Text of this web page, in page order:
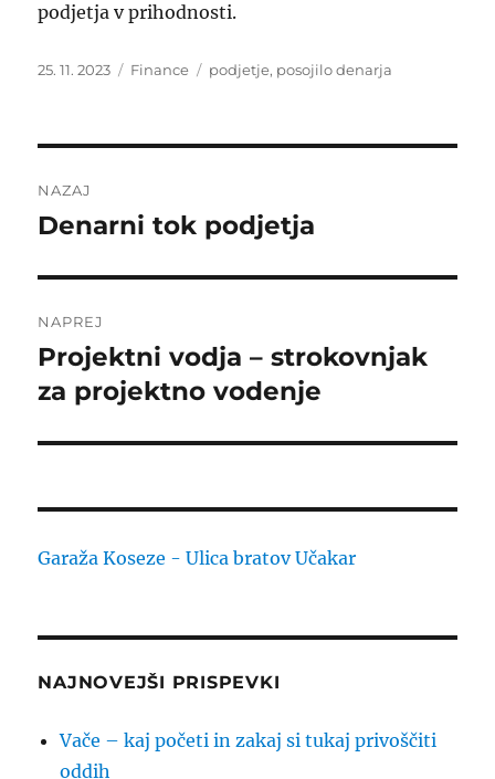
podjetja v prihodnosti.
Objavljeno
25. 11. 2023 Kategorije
Finance Oznake
podjetje, posojilo denarja
prispevka
NAZAJ
Prejšnji
Denarni tok podjetja
NAPREJ
Naslednji
prispevek:
Projektni vodja – strokovnjak
za projektno vodenje
Garaža Koseze - Ulica bratov Učakar
NAJNOVEJŠI PRISPEVKI
Vače – kaj početi in zakaj si tukaj privoščiti
oddih